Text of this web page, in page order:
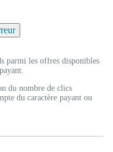
parmi les offres disponibles
du nombre de clics
du caractère payant ou